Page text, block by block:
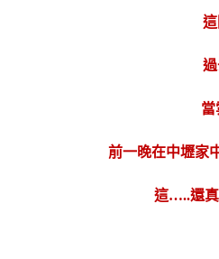
當
前一晚在中壢家
這…..還真